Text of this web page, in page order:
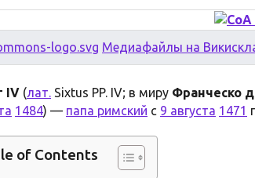
Медиафайлы на
IV (лат. Sixtus PP. IV; в миру Франческо
1484) — папа римский с 9 августа 1471
of Contents